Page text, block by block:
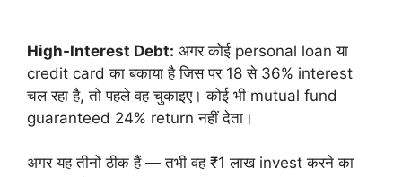
High-Interest Debt: अगर कोई personal loan या
credit card का बकाया है जिस पर 18 से 36% interest
चल रहा है, तो पहले वह चुकाइए। कोई भी mutual fund
guaranteed 24% return नहीं देता।
अगर यह तीनों ठीक हैं — तभी वह ₹1 लाख invest करने का